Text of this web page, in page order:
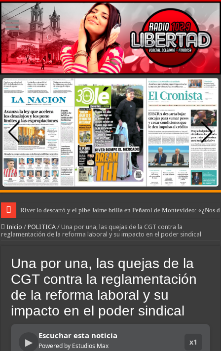
River lo descartó y el pibe Jaime brilla en Peñarol de Montevideo: «¿Nos
Inicio / POLITICA / Una por una, las quejas de la CGT contra la
reglamentación de la reforma laboral y su impacto en el poder sindical
Una por una, las quejas de la
CGT contra la reglamentación
de la reforma laboral y su
impacto en el poder sindical
▶
Escuchar esta noticia
Powered by Estudios Max x1